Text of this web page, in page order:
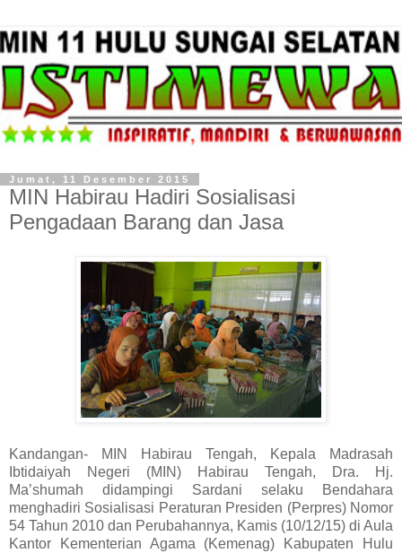
Jumat, 11 Desember 2015
MIN Habirau Hadiri Sosialisasi
Pengadaan Barang dan Jasa
Kandangan- MIN Habirau Tengah, Kepala Madrasah
Ibtidaiyah Negeri (MIN) Habirau Tengah, Dra. Hj.
Ma’shumah didampingi Sardani selaku Bendahara
menghadiri Sosialisasi Peraturan Presiden (Perpres) Nomor
54 Tahun 2010 dan Perubahannya, Kamis (10/12/15) di Aula
Kantor Kementerian Agama (Kemenag) Kabupaten Hulu